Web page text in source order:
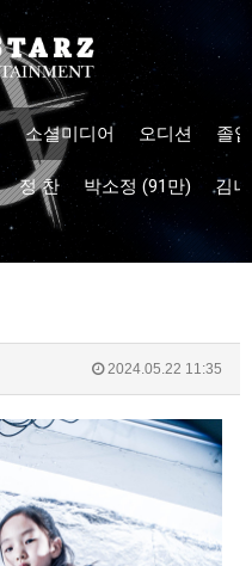
소셜미디어 오디션 졸
정 찬 박소정 (91만) 김
2024.05.22 11:35